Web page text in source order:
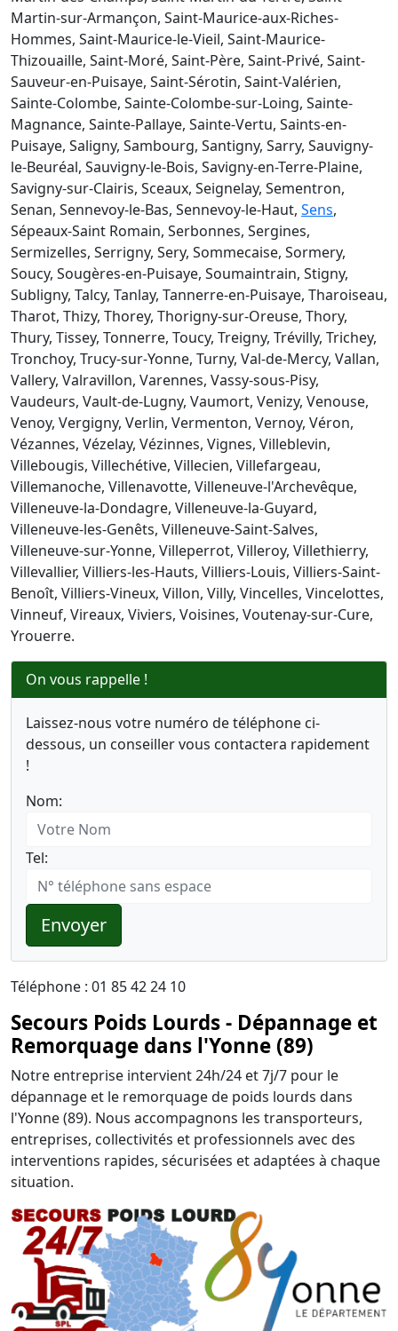
Martin-sur-Armançon, Saint-Maurice-aux-Riches-
Hommes, Saint-Maurice-le-Vieil, Saint-Maurice-
Thizouaille, Saint-Moré, Saint-Père, Saint-Privé, Saint-
Sauveur-en-Puisaye, Saint-Sérotin, Saint-Valérien,
Sainte-Colombe, Sainte-Colombe-sur-Loing, Sainte-
Magnance, Sainte-Pallaye, Sainte-Vertu, Saints-en-
Puisaye, Saligny, Sambourg, Santigny, Sarry, Sauvigny-
le-Beuréal, Sauvigny-le-Bois, Savigny-en-Terre-Plaine,
Savigny-sur-Clairis, Sceaux, Seignelay, Sementron,
Senan, Sennevoy-le-Bas, Sennevoy-le-Haut, Sens,
Sépeaux-Saint Romain, Serbonnes, Sergines,
Sermizelles, Serrigny, Sery, Sommecaise, Sormery,
Soucy, Sougères-en-Puisaye, Soumaintrain, Stigny,
Subligny, Talcy, Tanlay, Tannerre-en-Puisaye, Tharoiseau,
Tharot, Thizy, Thorey, Thorigny-sur-Oreuse, Thory,
Thury, Tissey, Tonnerre, Toucy, Treigny, Trévilly, Trichey,
Tronchoy, Trucy-sur-Yonne, Turny, Val-de-Mercy, Vallan,
Vallery, Valravillon, Varennes, Vassy-sous-Pisy,
Vaudeurs, Vault-de-Lugny, Vaumort, Venizy, Venouse,
Venoy, Vergigny, Verlin, Vermenton, Vernoy, Véron,
Vézannes, Vézelay, Vézinnes, Vignes, Villeblevin,
Villebougis, Villechétive, Villecien, Villefargeau,
Villemanoche, Villenavotte, Villeneuve-l'Archevêque,
Villeneuve-la-Dondagre, Villeneuve-la-Guyard,
Villeneuve-les-Genêts, Villeneuve-Saint-Salves,
Villeneuve-sur-Yonne, Villeperrot, Villeroy, Villethierry,
Villevallier, Villiers-les-Hauts, Villiers-Louis, Villiers-Saint-
Benoît, Villiers-Vineux, Villon, Villy, Vincelles, Vincelottes,
Vinneuf, Vireaux, Viviers, Voisines, Voutenay-sur-Cure,
Yrouerre.
On vous rappelle !
Laissez-nous votre numéro de téléphone ci-
dessous, un conseiller vous contactera rapidement
!
Nom:
Tel:
Envoyer
Téléphone : 01 85 42 24 10
Secours Poids Lourds - Dépannage et
Remorquage dans l'Yonne (89)
Notre entreprise intervient 24h/24 et 7j/7 pour le
dépannage et le remorquage de poids lourds dans
l'Yonne (89). Nous accompagnons les transporteurs,
entreprises, collectivités et professionnels avec des
interventions rapides, sécurisées et adaptées à chaque
situation.